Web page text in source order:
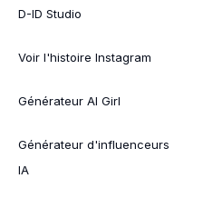
D-ID Studio
Voir l'histoire Instagram
Générateur AI Girl
Générateur d'influenceurs
IA